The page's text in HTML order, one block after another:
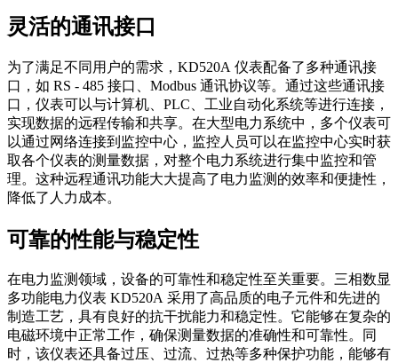
灵活的通讯接口
为了满足不同用户的需求，KD520A 仪表配备了多种通讯接
口，如 RS - 485 接口、Modbus 通讯协议等。通过这些通讯接
口，仪表可以与计算机、PLC、工业自动化系统等进行连接，
实现数据的远程传输和共享。在大型电力系统中，多个仪表可
以通过网络连接到监控中心，监控人员可以在监控中心实时获
取各个仪表的测量数据，对整个电力系统进行集中监控和管
理。这种远程通讯功能大大提高了电力监测的效率和便捷性，
降低了人力成本。
可靠的性能与稳定性
在电力监测领域，设备的可靠性和稳定性至关重要。三相数显
多功能电力仪表 KD520A 采用了高品质的电子元件和先进的
制造工艺，具有良好的抗干扰能力和稳定性。它能够在复杂的
电磁环境中正常工作，确保测量数据的准确性和可靠性。同
时，该仪表还具备过压、过流、过热等多种保护功能，能够有